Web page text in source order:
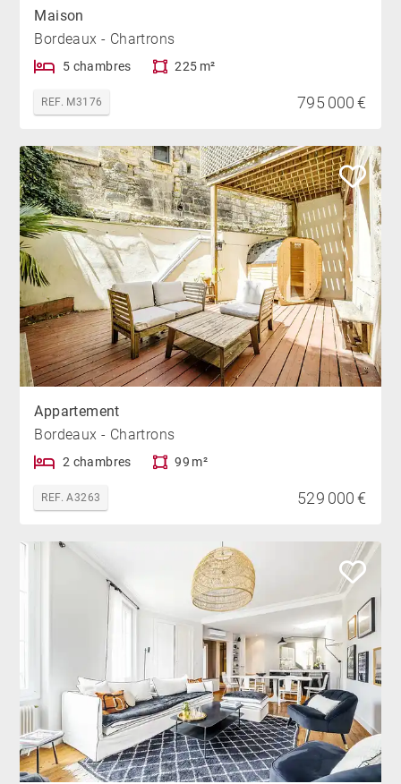
Maison
Bordeaux - Chartrons
5 chambres 225 m²
REF. M3176 795 000 €
Appartement
Bordeaux - Chartrons
2 chambres 99 m²
REF. A3263 529 000 €